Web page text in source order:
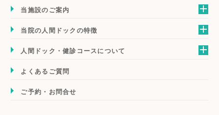
当施設のご案内
当院の人間ドックの特徴
人間ドック・健診コースについて
よくあるご質問
ご予約・お問合せ